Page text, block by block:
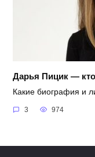
Дарья Пицик —
Какие биография и
3 974